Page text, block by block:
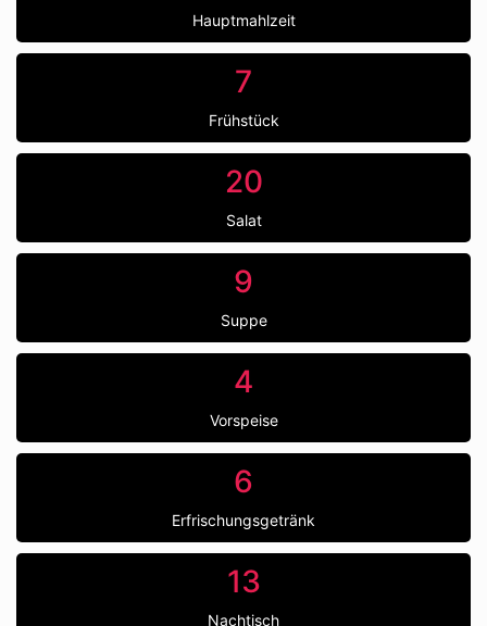
Hauptmahlzeit
7
Frühstück
20
Salat
9
Suppe
4
Vorspeise
6
Erfrischungsgetränk
13
Nachtisch